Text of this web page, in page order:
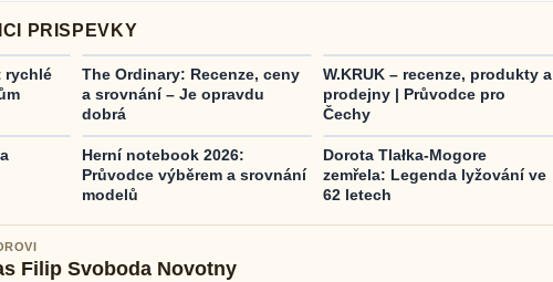
PRISPEVKY
rychlé
The Ordinary: Recenze, ceny
a srovnání – Je opravdu
dobrá
W.KRUK – recenze, produkty a
prodejny | Průvodce pro
Čechy
Herní notebook 2026:
Průvodce výběrem a srovnání
modelů
Dorota Tlałka-Mogore
zemřela: Legenda lyžování ve
62 letech
Filip Svoboda Novotny